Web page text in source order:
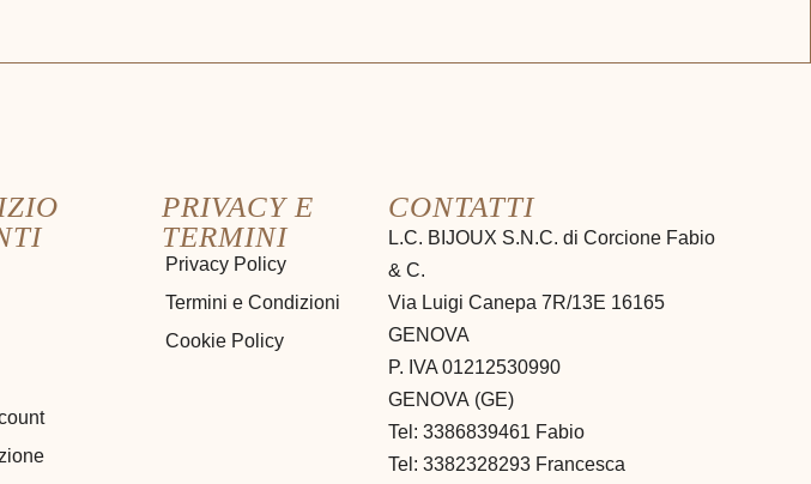
PRIVACY E
TERMINI
Privacy Policy
Termini e Condizioni
Cookie Policy
CONTATTI
L.C. BIJOUX S.N.C. di Corcione Fabio
& C.
Via Luigi Canepa 7R/13E 16165
GENOVA
P. IVA 01212530990
GENOVA (GE)
Tel:3386839461 Fabio
Tel: 3382328293 Francesca